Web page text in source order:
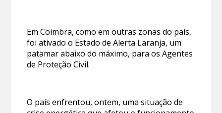
Em Coimbra, como em outras zonas do país,
foi ativado o Estado de Alerta Laranja, um
patamar abaixo do máximo, para os Agentes
de Proteção Civil.
O país enfrentou, ontem, uma situação de